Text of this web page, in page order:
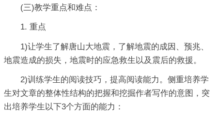
(三)教学重点和难点：
1. 重点
1)让学生了解唐山大地震，了解地震的成因、预兆、
地震造成的损失，地震时的应急救生以及震后的救援。
2)训练学生的阅读技巧，提高阅读能力。侧重培养学
生对文章的整体性结构的把握和挖掘作者写作的意图，突
出培养学生以下3个方面的能力：